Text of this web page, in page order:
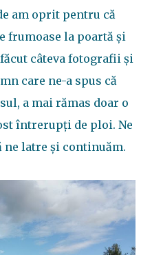
am oprit pentru că
frumoase la poartă și
câteva fotografii și
care ne-a spus că
a mai rămas doar o
întrerupți de ploi. Ne
ne latre și continuăm.